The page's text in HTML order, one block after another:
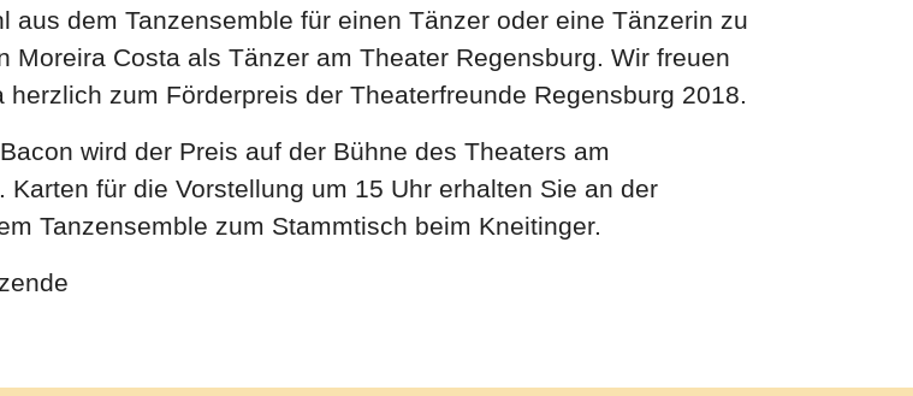
dem Tanzensemble für einen Tänzer oder eine Tänzerin zu
Costa als Tänzer am Theater Regensburg. Wir freuen
zum Förderpreis der Theaterfreunde Regensburg 2018.
wird der Preis auf der Bühne des Theaters am
für die Vorstellung um 15 Uhr erhalten Sie an der
Tanzensemble zum Stammtisch beim Kneitinger.